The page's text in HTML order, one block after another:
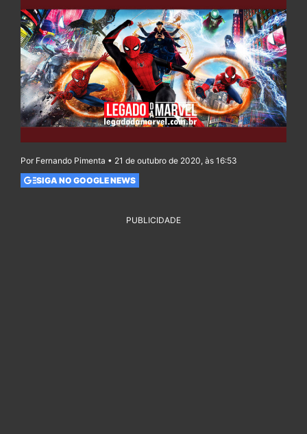
Por Fernando Pimenta • 21 de outubro de 2020, às 16:53
SIGA NO GOOGLE NEWS
PUBLICIDADE